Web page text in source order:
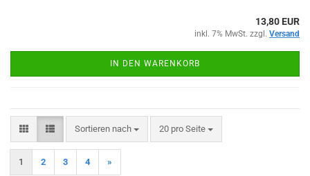
13,80 EUR
inkl. 7% MwSt. zzgl. Versand
IN DEN WARENKORB
Sortieren nach
Sortieren nach 20 pro Seite
pro Seite
1 2 3 4 »